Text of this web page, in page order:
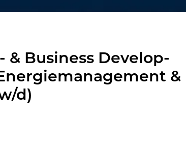
& Busi­ness De­ve­lop­
&
d)